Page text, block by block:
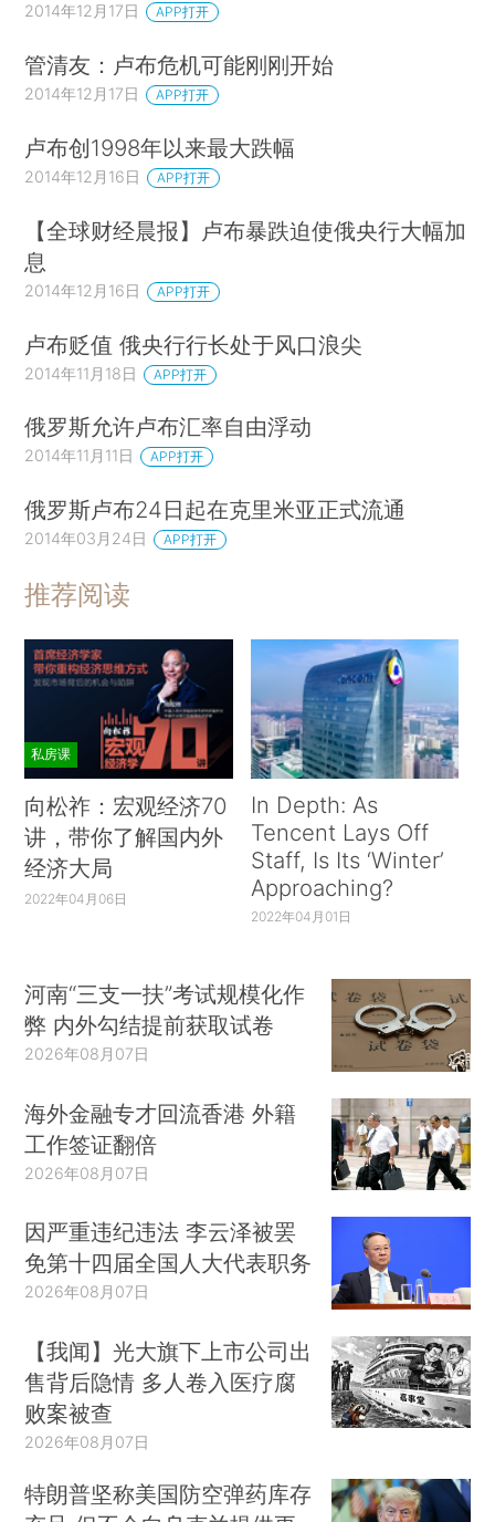
10.5%。若不能阻止资本继续外流，俄罗斯外汇储
备将进一步减少，卢布将进一步贬值。
俄央行已经连续多次干预汇市应对卢布贬值，
且动作力度呈上升趋势，仅12月份第一周斥资高达
45亿美元。10月17日，俄央行规定，放宽汇率浮动
37.30∶1-46.30∶1。若卢布汇率滑向46.30:1的下
限，俄央行便抛出美元缓冲卢布跌势。但12月13
日，美元兑卢布已触及56.89的历史高位。
在外汇市场上维持卢布比值稳定的同时，俄罗
斯采取了一系列措施，以使经济软着陆。为给俄联
邦政府预算提供资金和救助因制裁而受到影响的俄
罗斯重要企业，俄罗斯政府在接下来的三年内可能
加抵御风险能力，俄罗斯还将原本用于福利基金的
联邦预算划拨至危机救助基金。
同时，重点扶持本国产业，加强对本国农业扶
持的力度，限制对外国食品的进口量，以保证本国
产品在各食品行业中的份额过半。工业与贸易部正
在制定相应法规，限制国企对进口轿车的购买，通
过税收优惠等政策扶持本国汽车行业发展。加强与
欧美以外的国家合作，加强地区间国家之间的合
作，以减少西方制裁的影响。
二、能源价格下跌，对卢布的影响
作为重要能源出口国，俄罗斯出口总量中有
油价格，近期联邦政府向议会提交的2015年财政预
算草案是按石油价格每桶96美元编制。俄罗斯联邦
储蓄银行数据显示，若维持俄财政收支平衡原油价
格需达104美元/桶，而维持在110美元/桶上方，才
能对俄罗斯增长做出正的贡献。
2014年12月17日 APP打开
管清友：卢布危机可能刚刚开始
2014年12月17日 APP打开
卢布创1998年以来最大跌幅
2014年12月16日 APP打开
【全球财经晨报】卢布暴跌迫使俄央行大幅加
息
2014年12月16日 APP打开
卢布贬值 俄央行行长处于风口浪尖
2014年11月18日 APP打开
俄罗斯允许卢布汇率自由浮动
2014年11月11日 APP打开
俄罗斯卢布24日起在克里米亚正式流通
2014年03月24日 APP打开
推荐阅读
私房课
向松祚：宏观经济70
讲，带你了解国内外
经济大局
2022年04月06日
In Depth: As
Tencent Lays Off
Staff, Is Its ‘Winter’
Approaching?
2022年04月01日
河南“三支一扶”考试规模化作
弊 内外勾结提前获取试卷
2026年08月07日
海外金融专才回流香港 外籍
工作签证翻倍
2026年08月07日
因严重违纪违法 李云泽被罢
免第十四届全国人大代表职务
2026年08月07日
【我闻】光大旗下上市公司出
售背后隐情 多人卷入医疗腐
败案被查
2026年08月07日
特朗普坚称美国防空弹药库存